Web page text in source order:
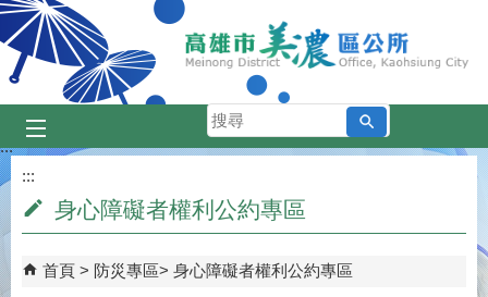
跳到主要內容區塊
搜
尋
:::
:::
身心障礙者權利公約專區
首頁 防災專區 身心障礙者權利公約專區